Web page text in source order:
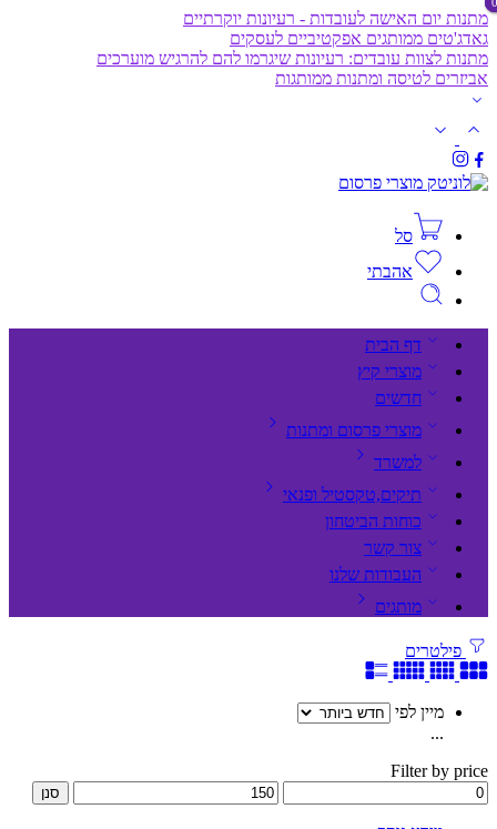
מתנות יום האישה לעובדות - רעיונות יוקרתיים
גאדג'טים ממותגים אפקטיביים לעסקים
מתנות לצוות עובדים: רעיונות שיגרמו להם להרגיש מוערכים
אביזרים לטיסה ומתנות ממותגות
סל
אהבתי
דף הבית
מוצרי קיץ
חדשים
מוצרי פרסום ומתנות
למשרד
תיקים,טקסטיל ופנאי
כוחות הביטחון
צור קשר
העבודות שלנו
מותגים
פילטרים
מיין לפי
...
Filter by price
סנן